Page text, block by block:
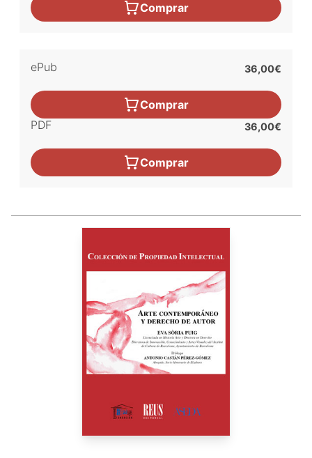
Comprar
ePub 36,00€
Comprar
PDF
36,00€
Comprar